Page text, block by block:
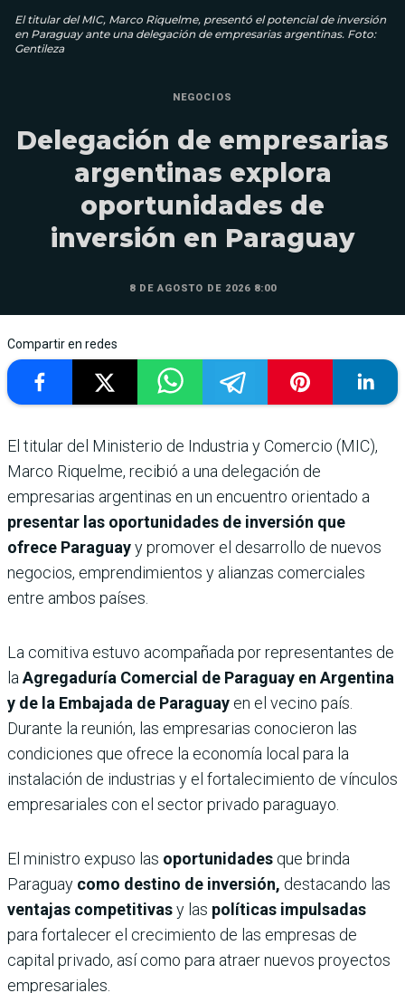
El titular del MIC, Marco Riquelme, presentó el potencial de inversión
en Paraguay ante una delegación de empresarias argentinas. Foto:
Gentileza
NEGOCIOS
Delegación de empresarias
argentinas explora
oportunidades de
inversión en Paraguay
8 DE AGOSTO DE 2026 8:00
Compartir en redes
El titular del Ministerio de Industria y Comercio (MIC),
Marco Riquelme, recibió a una delegación de
empresarias argentinas en un encuentro orientado a
presentar las oportunidades de inversión que
ofrece Paraguayy promover el desarrollo de nuevos
negocios, emprendimientos y alianzas comerciales
entre ambos países.
La comitiva estuvo acompañada por representantes de
la Agregaduría Comercial de Paraguay en Argentina
y de la Embajada de Paraguay en el vecino país.
Durante la reunión, las empresarias conocieron las
condiciones que ofrece la economía local para la
instalación de industrias y el fortalecimiento de vínculos
empresariales con el sector privado paraguayo.
El ministro expuso las oportunidades que brinda
Paraguay como destino de inversión, destacando las
ventajas competitivasy las políticas impulsadas
para fortalecer el crecimiento de las empresas de
capital privado, así como para atraer nuevos proyectos
empresariales.